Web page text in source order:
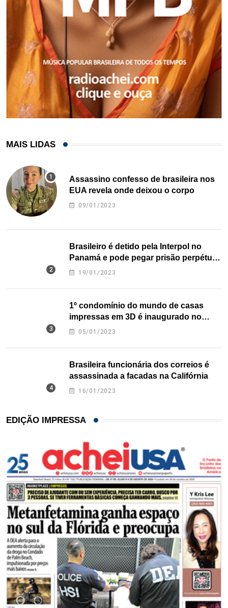
MAIS LIDAS
Assassino confesso de brasileira nos
EUA revela onde deixou o corpo
09/01/2023
Brasileiro é detido pela Interpol no
Panamá e pode pegar prisão perpétua
nos EUA
19/01/2023
1º condomínio do mundo de casas
impressas em 3D é inaugurado no
Texas
05/01/2023
Brasileira funcionária dos correios é
assassinada a facadas na Califórnia
16/01/2023
EDIÇÃO IMPRESSA